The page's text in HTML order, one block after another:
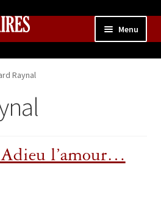
Menu
menu
Raynal
l’amour…